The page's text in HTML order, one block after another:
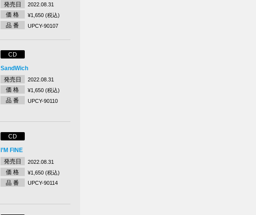
発売日
2022.08.31
価 格 ¥1,650 (税込)
品 番 UPCY-90107
CD
SandWich
発売日
2022.08.31
価 格 ¥1,650 (税込)
品 番 UPCY-90110
CD
I’M FINE
発売日
2022.08.31
価 格 ¥1,650 (税込)
品 番 UPCY-90114